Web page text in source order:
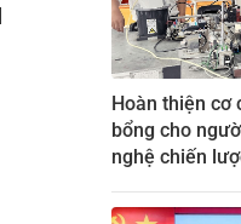
Hoàn thiện cơ
bổng cho
nghệ chiến